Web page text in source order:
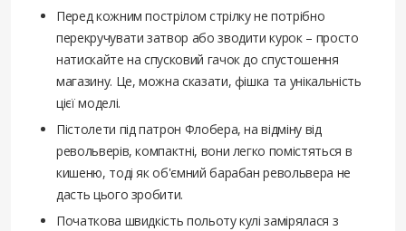
Перед кожним пострілом стрілку не потрібно
перекручувати затвор або зводити курок – просто
натискайте на спусковий гачок до спустошення
магазину. Це, можна сказати, фішка та унікальність
цієї моделі.
Пістолети під патрон Флобера, на відміну від
револьверів, компактні, вони легко помістяться в
кишеню, тоді як об'ємний барабан револьвера не
дасть цього зробити.
Початкова швидкість польоту кулі замірялася з